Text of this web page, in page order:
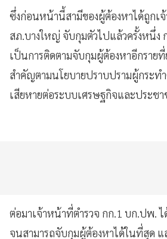
ซึ่งก่อนหน้านี้สามีของผู้ต้องหาได้ถูกเ
สภ.บางใหญ่ จับกุมตัวไปแล้วครั้งหนึ่ง
เป็นการติดตามจับกุมผู้ต้องหาอีกรายที่
สำคัญตามนโยบายปราบปรามผู้กระท
เสียหายต่อระบบเศรษฐกิจและประช
ต่อมาเจ้าหน้าที่ตำรวจ กก.1 บก.ปพ.
จนสามารถจับกุมผู้ต้องหาได้ในที่สุด แ